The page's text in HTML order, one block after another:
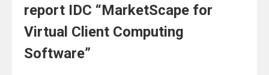
report IDC “MarketScape for
Virtual Client Computing
Software”